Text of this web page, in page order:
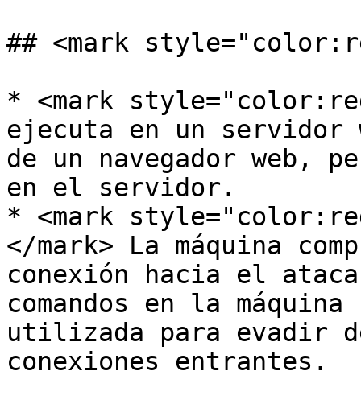
## <mark
* <mark
ejecuta en un servidor
de un navegador web,
en el servidor.
* <mark
</mark> La máquina
conexión hacia el
comandos en la máquina
utilizada para evadir
conexiones entrantes.